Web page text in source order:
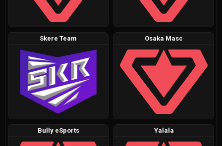
Skere Team Osaka Masc
Bully eSports Yalala